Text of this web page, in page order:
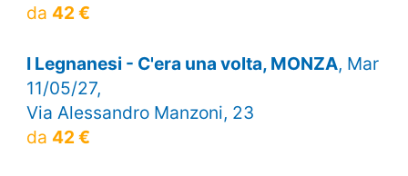
da 42 €
I Legnanesi - C'era una volta, MONZA, Mar
11/05/27,
Via Alessandro Manzoni, 23
da 42 €